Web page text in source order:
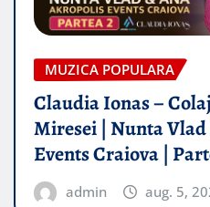
MUZICA POPULARA
Claudia Ionas –
Miresei | Nunta
Events Craiova |
admin aug. 5,